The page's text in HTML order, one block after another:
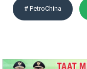
# PetroChina